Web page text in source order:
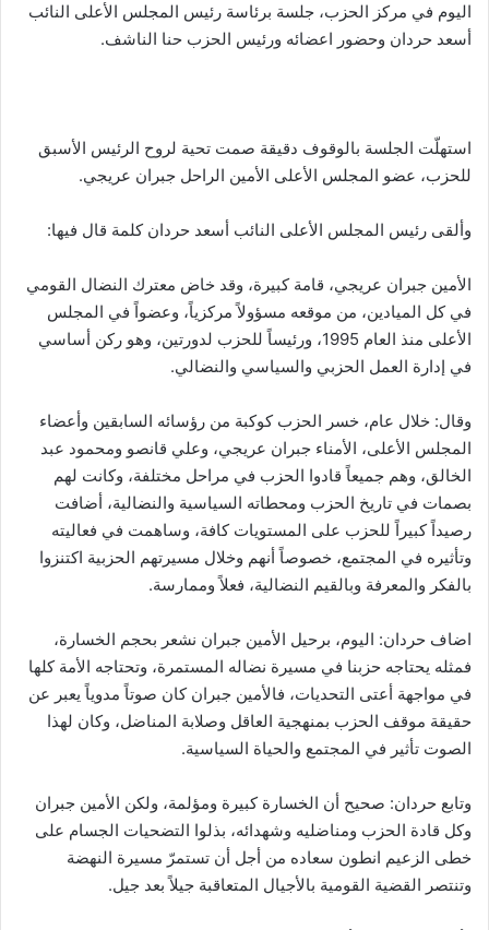
اليوم في مركز الحزب، جلسة برئاسة رئيس المجلس الأعلى النائب
أسعد حردان وحضور اعضائه ورئيس الحزب حنا الناشف.
استهلّت الجلسة بالوقوف دقيقة صمت تحية لروح الرئيس الأسبق
للحزب، عضو المجلس الأعلى الأمين الراحل جبران عريجي.
وألقى رئيس المجلس الأعلى النائب أسعد حردان كلمة قال فيها:
الأمين جبران عريجي، قامة كبيرة، وقد خاض معترك النضال القومي
في كل الميادين، من موقعه مسؤولاً مركزياً، وعضواً في المجلس
الأعلى منذ العام 1995، ورئيساً للحزب لدورتين، وهو ركن أساسي
في إدارة العمل الحزبي والسياسي والنضالي.
وقال: خلال عام، خسر الحزب كوكبة من رؤسائه السابقين وأعضاء
المجلس الأعلى، الأمناء جبران عريجي، وعلي قانصو ومحمود عبد
الخالق، وهم جميعاً قادوا الحزب في مراحل مختلفة، وكانت لهم
بصمات في تاريخ الحزب ومحطاته السياسية والنضالية، أضافت
رصيداً كبيراً للحزب على المستويات كافة، وساهمت في فعاليته
وتأثيره في المجتمع، خصوصاً أنهم وخلال مسيرتهم الحزبية اكتنزوا
بالفكر والمعرفة وبالقيم النضالية، فعلاً وممارسة.
اضاف حردان: اليوم، برحيل الأمين جبران نشعر بحجم الخسارة،
فمثله يحتاجه حزبنا في مسيرة نضاله المستمرة، وتحتاجه الأمة كلها
في مواجهة أعتى التحديات، فالأمين جبران كان صوتاً مدوياً يعبر عن
حقيقة موقف الحزب بمنهجية العاقل وصلابة المناضل، وكان لهذا
الصوت تأثير في المجتمع والحياة السياسية.
وتابع حردان: صحيح أن الخسارة كبيرة ومؤلمة، ولكن الأمين جبران
وكل قادة الحزب ومناضليه وشهدائه، بذلوا التضحيات الجسام على
خطى الزعيم انطون سعاده من أجل أن تستمرّ مسيرة النهضة
وتنتصر القضية القومية بالأجيال المتعاقبة جيلاً بعد جيل.